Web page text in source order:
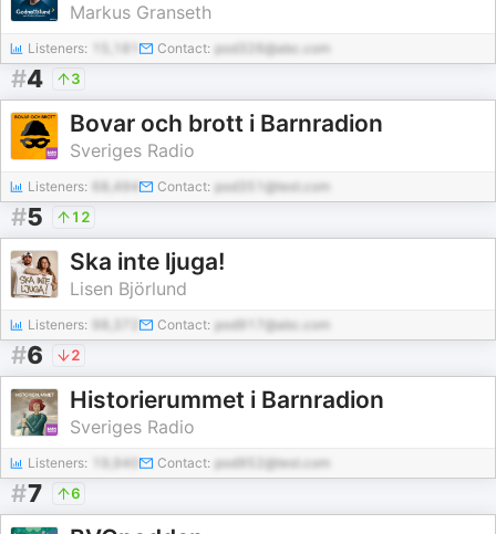
Markus Granseth
Listeners: Contact: pod326@abc.com
#4 3
Bovar och brott i Barnradion
Sveriges Radio
Listeners: 68,494 Contact: pod351@test.com
#5 12
Ska inte ljuga!
Lisen Björlund
Listeners: Contact: pod917@abc.com
#6 2
Historierummet i Barnradion
Sveriges Radio
Listeners: 19,940 Contact: pod952@test.com
#7 6